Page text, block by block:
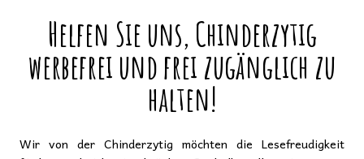
Helfen Sie uns, Chinderzytig
werbefrei und frei zugänglich zu
halten!
Wir von der Chinderzytig möchten die Lesefreudigkeit